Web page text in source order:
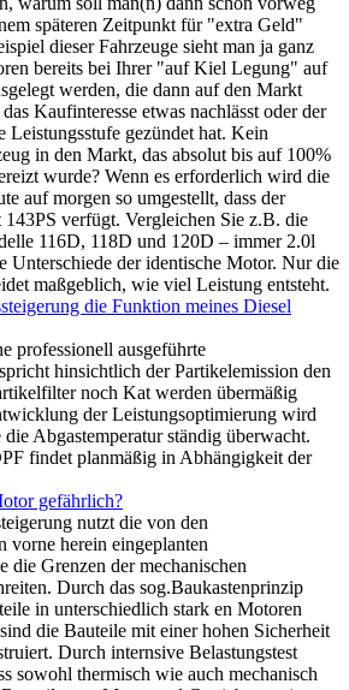
späteren Zeitpunkt für "extra Geld"
dieser Fahrzeuge sieht man ja ganz
bereits bei Ihrer "auf Kiel Legung" auf
werden, die dann auf den Markt
Kaufinteresse etwas nachlässt oder der
Leistungsstufe gezündet hat. Kein
in den Markt, das absolut bis auf 100%
wurde? Wenn es erforderlich wird die
auf morgen so umgestellt, dass der
143PS verfügt. Vergleichen Sie z.B. die
116D, 118D und 120D – immer 2.0l
Unterschiede der identische Motor. Nur die
maßgeblich, wie viel Leistung entsteht.
die Funktion meines Diesel
professionell ausgeführte
hinsichtlich der Partikelemission den
noch Kat werden übermäßig
der Leistungsoptimierung wird
Abgastemperatur ständig überwacht.
findet planmäßig in Abhängigkeit der
gefährlich?
nutzt die von den
herein eingeplanten
die Grenzen der mechanischen
Durch das sog.Baukastenprinzip
in unterschiedlich stark en Motoren
die Bauteile mit einer hohen Sicherheit
Durch internsive Belastungstest
sowohl thermisch wie auch mechanisch